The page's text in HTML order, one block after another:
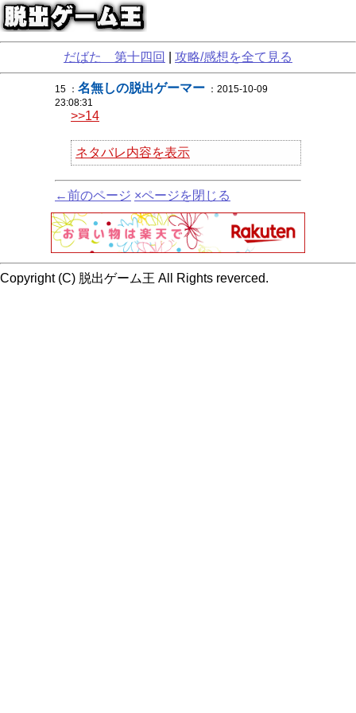
だばた 第十四回 攻略/感想を全て見る
15 ： 名無しの脱出ゲーマー ：2015-10-09
23:08:31
>>14
ネタバレ内容を表示
←前のページ ×ページを閉じる
Copyright (C) 脱出ゲーム王 All Rights reverced.